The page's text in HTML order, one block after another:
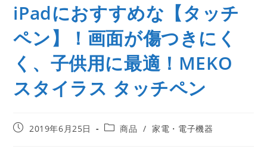
iPadにおすすめな【タッチ
ペン】！画面が傷つきにく
く、子供用に最適！MEKO
スタイラス タッチペン
2019年6月25日 商品 / 家電・電子機器